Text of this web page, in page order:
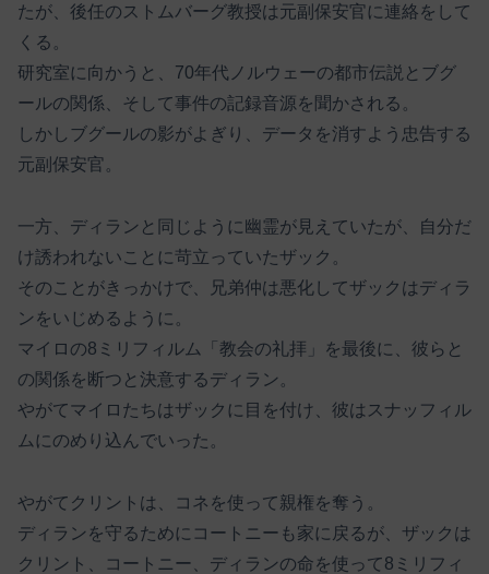
たが、後任のストムバーグ教授は元副保安官に連絡をして
くる。
研究室に向かうと、70年代ノルウェーの都市伝説とブグ
ールの関係、そして事件の記録音源を聞かされる。
しかしブグールの影がよぎり、データを消すよう忠告する
元副保安官。
一方、ディランと同じように幽霊が見えていたが、自分だ
け誘われないことに苛立っていたザック。
そのことがきっかけで、兄弟仲は悪化してザックはディラ
ンをいじめるように。
マイロの8ミリフィルム「教会の礼拝」を最後に、彼らと
の関係を断つと決意するディラン。
やがてマイロたちはザックに目を付け、彼はスナッフィル
ムにのめり込んでいった。
やがてクリントは、コネを使って親権を奪う。
ディランを守るためにコートニーも家に戻るが、ザックは
クリント、コートニー、ディランの命を使って8ミリフィ